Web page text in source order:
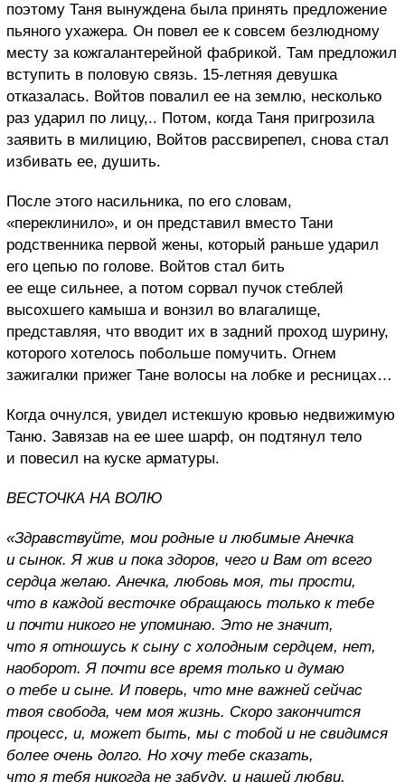
поэтому Таня вынуждена была принять предложение
пьяного ухажера. Он повел ее к совсем безлюдному
месту за кожгалантерейной фабрикой. Там предложил
вступить в половую связь. 15-летняя девушка
отказалась. Войтов повалил ее на землю, несколько
раз ударил по лицу,.. Потом, когда Таня пригрозила
заявить в милицию, Войтов рассвирепел, снова стал
избивать ее, душить.
После этого насильника, по его словам,
«переклинило», и он представил вместо Тани
родственника первой жены, который раньше ударил
его цепью по голове. Войтов стал бить
ее еще сильнее, а потом сорвал пучок стеблей
высохшего камыша и вонзил во влагалище,
представляя, что вводит их в задний проход шурину,
которого хотелось побольше помучить. Огнем
зажигалки прижег Тане волосы на лобке и ресницах…
Когда очнулся, увидел истекшую кровью недвижимую
Таню. Завязав на ее шее шарф, он подтянул тело
и повесил на куске арматуры.
ВЕСТОЧКА НА ВОЛЮ
«Здравствуйте, мои родные и любимые Анечка
и сынок. Я жив и пока здоров, чего и Вам от всего
сердца желаю. Анечка, любовь моя, ты прости,
что в каждой весточке обращаюсь только к тебе
и почти никого не упоминаю. Это не значит,
что я отношусь к сыну с холодным сердцем, нет,
наоборот. Я почти все время только и думаю
о тебе и сыне. И поверь, что мне важней сейчас
твоя свобода, чем моя жизнь. Скоро закончится
процесс, и, может быть, мы с тобой и не свидимся
более очень долго. Но хочу тебе сказать,
что я тебя никогда не забуду, и нашей любви,